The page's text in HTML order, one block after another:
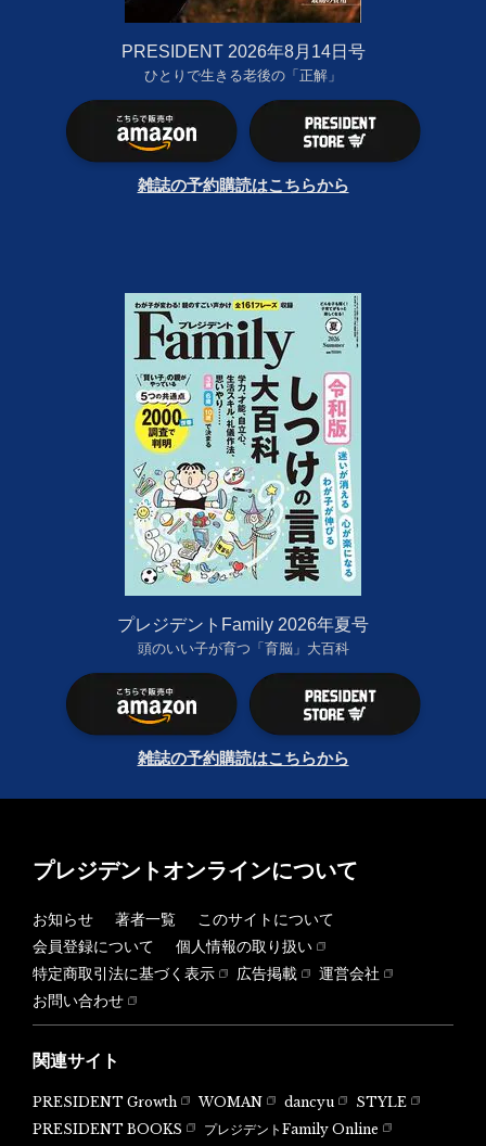
PRESIDENT 2026年8月14日号
ひとりで生きる老後の「正解」
雑誌の予約購読はこちらから
プレジデントFamily 2026年夏号
頭のいい子が育つ「育脳」大百科
雑誌の予約購読はこちらから
プレジデントオンラインについて
お知らせ 著者一覧
このサイトについて
会員登録について
個人情報の取り扱い
特定商取引法に基づく表示
広告掲載
運営会社
お問い合わせ
関連サイト
PRESIDENT Growth WOMAN dancyu
STYLE
PRESIDENT BOOKS
プレジデントFamily Online